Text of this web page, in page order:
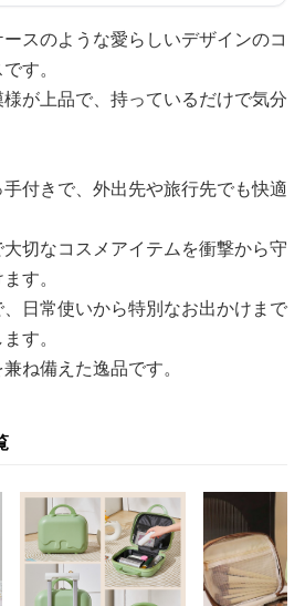
スのような愛らしいデザインのコ
す。
が上品で、持っているだけで気分
付きで、外出先や旅行先でも快適
切なコスメアイテムを衝撃から守
す。
日常使いから特別なお出かけまで
す。
ね備えた逸品です。